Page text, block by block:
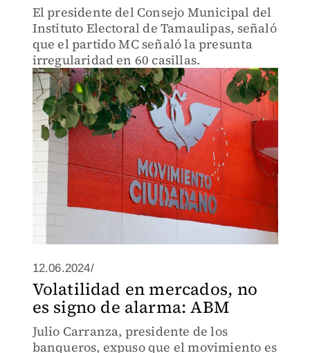
El presidente del Consejo Municipal del
Instituto Electoral de Tamaulipas, señaló
que el partido MC señaló la presunta
irregularidad en 60 casillas.
12.06.2024/
Volatilidad en mercados, no
es signo de alarma: ABM
Julio Carranza, presidente de los
banqueros, expuso que el movimiento es